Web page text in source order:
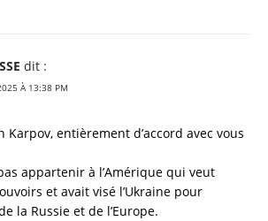
dit :
À 13:38 PM
Karpov, entièrement d’accord avec vous
appartenir à l’Amérique qui veut
et avait visé l’Ukraine pour
la Russie et de l’Europe.